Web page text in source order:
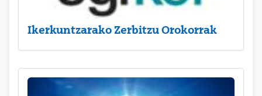
Ikerkuntzarako Zerbitzu Orokorrak